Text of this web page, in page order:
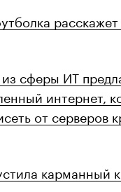
сферы ИТ
интернет,
от серверов
карманный